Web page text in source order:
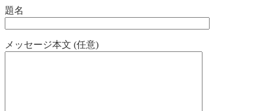
題名
メッセージ本文 (任意)